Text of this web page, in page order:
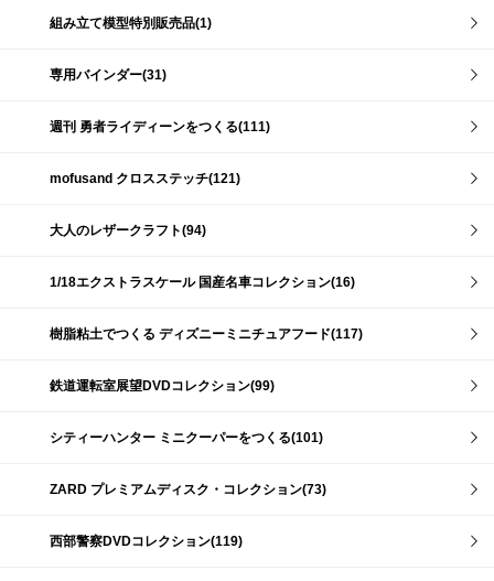
組み立て模型特別販売品(1)
専用バインダー(31)
週刊 勇者ライディーンをつくる(111)
mofusand クロスステッチ(121)
大人のレザークラフト(94)
1/18エクストラスケール 国産名車コレクション(16)
樹脂粘土でつくる ディズニーミニチュアフード(117)
鉄道運転室展望DVDコレクション(99)
シティーハンター ミニクーパーをつくる(101)
ZARD プレミアムディスク・コレクション(73)
西部警察DVDコレクション(119)